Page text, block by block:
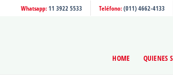
Whatsapp:11 3922 5533 Teléfono:(011) 4662-4133
HOME QUIENES